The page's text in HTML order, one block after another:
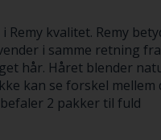
Remy kvalitet. Remy
i samme retning fra
hår. Håret blender
kan se forskel mellem
2 pakker til fuld